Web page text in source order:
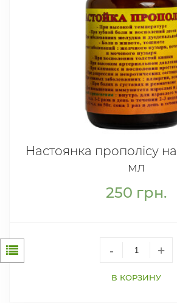
Настоянка прополісу
мл
250 грн.
- +
В КОРЗИНУ